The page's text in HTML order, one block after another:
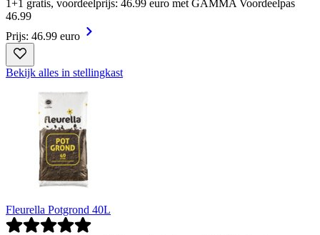
1+1 gratis, voordeelprijs: 46.99 euro met GAMMA Voordeelpas
46.99
Prijs: 46.99 euro
Bekijk alles in stellingkast
Fleurella Potgrond 40L